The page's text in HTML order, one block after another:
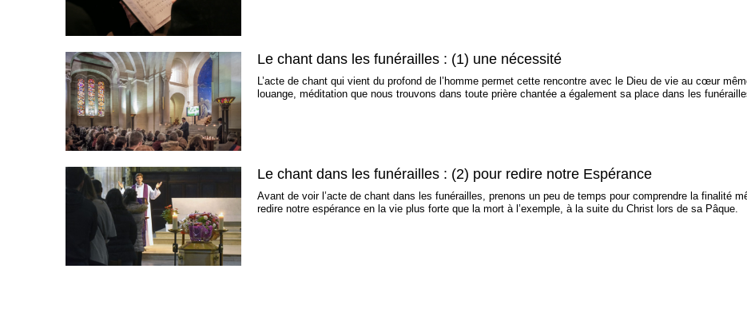
Le chant dans les funérailles : (1) une nécessité
L’acte de chant qui vient du profond de l’homme permet cette rencontre avec le Dieu de vie au cœur
louange, méditation que nous trouvons dans toute prière chantée a également sa place dans les
Le chant dans les funérailles : (2) pour redire notre Espérance
Avant de voir l’acte de chant dans les funérailles, prenons un peu de temps pour comprendre la finalité
redire notre espérance en la vie plus forte que la mort à l’exemple, à la suite du Christ lors de sa Pâque.